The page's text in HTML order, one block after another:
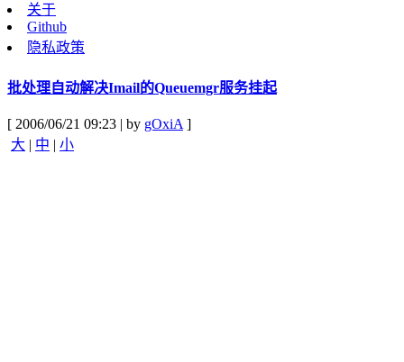
关于
Github
隐私政策
批处理自动解决Imail的Queuemgr服务挂起
[ 2006/06/21 09:23 | by gOxiA]
大 | 中 | 小